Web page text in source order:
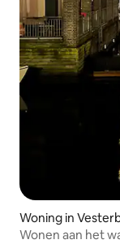
Woning in
Wonen aan het